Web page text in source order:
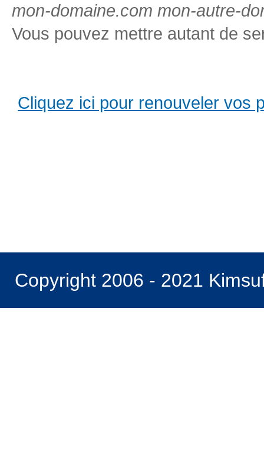
mon-domaine.com mon-autre-
Vous pouvez mettre autant de
Cliquez ici pour renouveler vos
Copyright 2006 - 2021